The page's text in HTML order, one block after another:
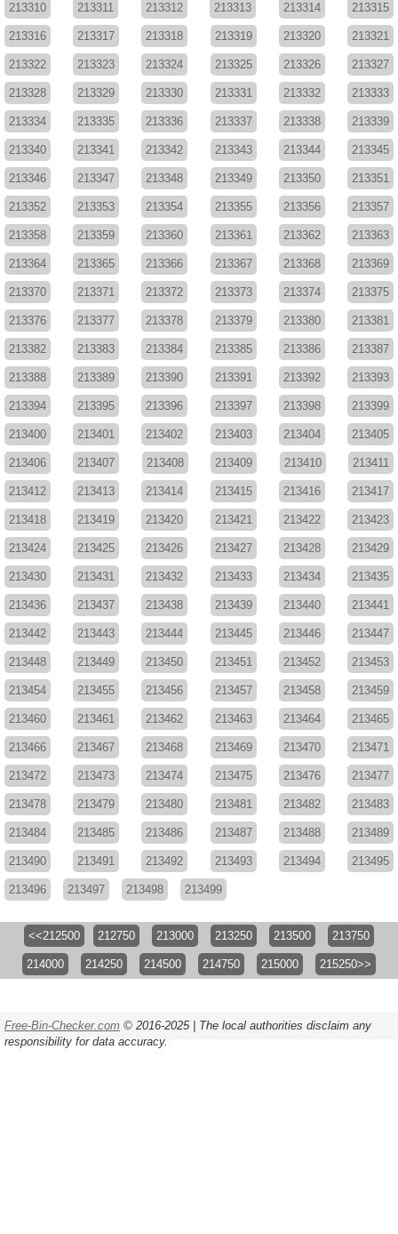
213310 213311 213312 213313 213314 213315
213316 213317 213318 213319 213320 213321
213322 213323 213324 213325 213326 213327
213328 213329 213330 213331 213332 213333
213334 213335 213336 213337 213338 213339
213340 213341 213342 213343 213344 213345
213346 213347 213348 213349 213350 213351
213352 213353 213354 213355 213356 213357
213358 213359 213360 213361 213362 213363
213364 213365 213366 213367 213368 213369
213370 213371 213372 213373 213374 213375
213376 213377 213378 213379 213380 213381
213382 213383 213384 213385 213386 213387
213388 213389 213390 213391 213392 213393
213394 213395 213396 213397 213398 213399
213400 213401 213402 213403 213404 213405
213406 213407 213408 213409 213410 213411
213412 213413 213414 213415 213416 213417
213418 213419 213420 213421 213422 213423
213424 213425 213426 213427 213428 213429
213430 213431 213432 213433 213434 213435
213436 213437 213438 213439 213440 213441
213442 213443 213444 213445 213446 213447
213448 213449 213450 213451 213452 213453
213454 213455 213456 213457 213458 213459
213460 213461 213462 213463 213464 213465
213466 213467 213468 213469 213470 213471
213472 213473 213474 213475 213476 213477
213478 213479 213480 213481 213482 213483
213484 213485 213486 213487 213488 213489
213490 213491 213492 213493 213494 213495
213496 213497 213498 213499
<<212500 212750 213000 213250 213500 213750
214000 214250 214500 214750 215000 215250>>
Free-Bin-Checker.com © 2016-2025 | The local authorities disclaim any
responsibility for data accuracy.